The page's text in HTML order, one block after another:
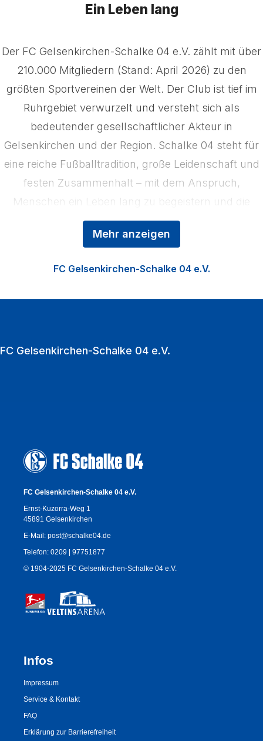
Ein Leben lang
Mehr anzeigen
Der FC Gelsenkirchen-Schalke 04 e.V. zählt mit über
210.000 Mitgliedern (Stand: April 2026) zu den
größten Sportvereinen der Welt. Der Club ist tief im
Ruhrgebiet verwurzelt und versteht sich als
bedeutender gesellschaftlicher Akteur in
Gelsenkirchen und der Region. Schalke 04 steht für
eine reiche Fußballtradition, große Leidenschaft und
festen Zusammenhalt – mit dem Anspruch,
Menschen ein Leben lang zu begeistern und die
Region zu stärken. Das Kerngeschäft der
Königsblauen ist der Profifußball, ergänzt durch die
Fußball der Frauen sowie die Vermarktung der
FC Gelsenkirchen-Schalke 04 e.V.
FC Gelsenkirchen-Schalke 04 e.V.